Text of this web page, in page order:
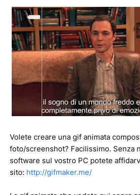
Volete creare una gif animata
foto/screenshot? Facilissimo. Senza
software sul vostro PC potete
sito: http://gifmaker.me/